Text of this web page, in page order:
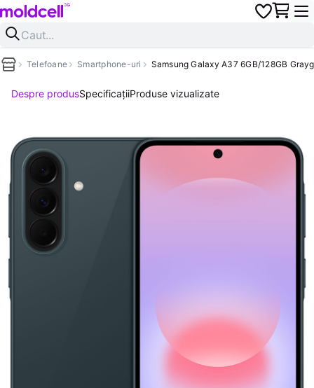
Telefoane Smartphone-uri Samsung Galaxy A37 6GB/128GB
Despre produsSpecificațiiProduse vizualizate